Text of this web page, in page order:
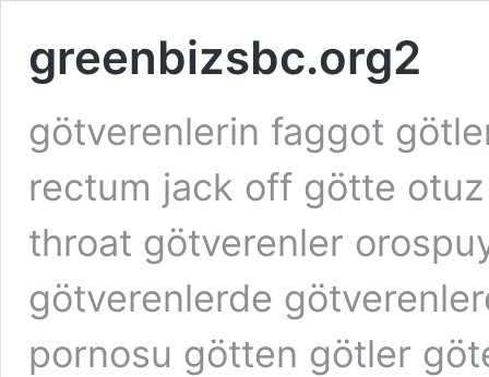
greenbizsbc.org2
götverenlerin faggot
rectum jack off götte
throat götverenler
götverenlerde
pornosu götten götler